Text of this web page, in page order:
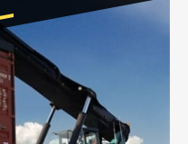
5 до 10 тонн
догруз